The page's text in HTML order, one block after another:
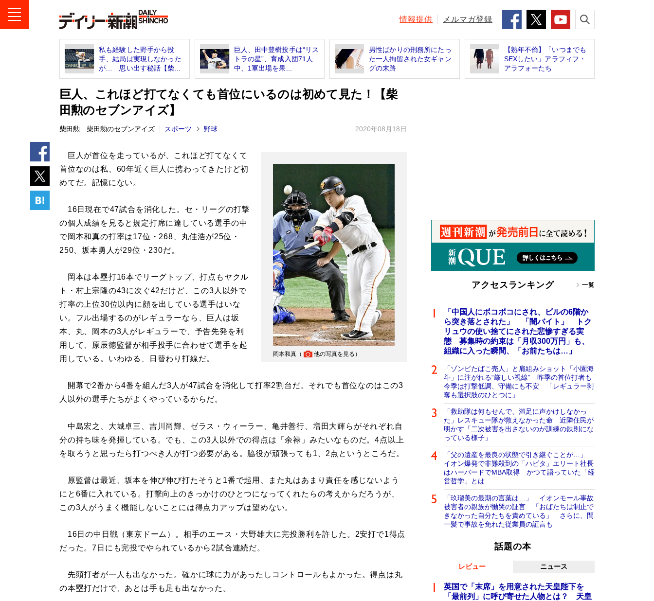
情報提供 メルマガ登録
私も経験した野手から投
手、結局は実現しなかった
が… 思い出す秘話【柴...
巨人、田中豊樹投手は“リス
トラの星”、育成入団71人
中、1軍出場を果...
男性ばかりの刑務所にたっ
た一人拘留された女ギャン
グの末路
【熟年不倫】「いつまでも
SEXしたい」アラフィフ・
アラフォーたち
巨人、これほど打てなくても首位にいるのは初めて見た！【柴
田勲のセブンアイズ】
柴田勲 柴田勲のセブンアイズ スポーツ 野球 2020年08月18日
岡本和真（ 他の写真を見る ）
巨人が首位を走っているが、これほど打てなくて
首位なのは私、60年近く巨人に携わってきたけど初
めてだ。記憶にない。
16日現在で47試合を消化した。セ・リーグの打撃
の個人成績を見ると規定打席に達している選手の中
で岡本和真の打率は17位・268、丸佳浩が25位・
250、坂本勇人が29位・230だ。
岡本は本塁打16本でリーグトップ、打点もヤクル
ト・村上宗隆の43に次ぐ42だけど、この3人以外で
打率の上位30位以内に顔を出している選手はいな
い。フル出場するのがレギュラーなら、巨人は坂
本、丸、岡本の3人がレギュラーで、予告先発を利
用して、原辰徳監督が相手投手に合わせて選手を起
用している。いわゆる、日替わり打線だ。
開幕で2番から4番を組んだ3人が47試合を消化して打率2割台だ。それでも首位なのはこの3
人以外の選手たちがよくやっているからだ。
中島宏之、大城卓三、吉川尚輝、ゼラス・ウィーラー、亀井善行、増田大輝らがそれぞれ自
分の持ち味を発揮している。でも、この3人以外での得点は「余禄」みたいなものだ。4点以上
を取ろうと思ったら打つべき人が打つ必要がある。脇役が頑張っても1、2点というところだ。
原監督は最近、坂本を伸び伸び打たそうと1番で起用、また丸はあまり責任を感じないよう
にと6番に入れている。打撃向上のきっかけのひとつになってくれたらの考えからだろうが、
この3人がうまく機能しないことには得点力アップは望めない。
16日の中日戦（東京ドーム）。相手のエース・大野雄大に完投勝利を許した。2安打で1得点
だった。7日にも完投でやられているから2試合連続だ。
先頭打者が一人も出なかった。確かに球に力があったしコントロールもよかった。得点は丸
の本塁打だけで、あとは手も足も出なかった。
アクセスランキング 一覧
「中国人にボコボコにされ、ビルの6階か
ら突き落とされた」 「闇バイト」 トク
リュウの使い捨てにされた悲惨すぎる実
態 募集時の約束は「月収300万円」も、
組織に入った瞬間、「お前たちは…」
「ゾンビたばこ売人」と肩組みショット「小園海
斗」に注がれる“厳しい視線” 昨季の首位打者も
今季は打撃低調、守備にも不安 「レギュラー剥
奪も選択肢のひとつに」
「救助隊は何もせんで、満足に声かけしなかっ
た」レスキュー隊が救えなかった命 近隣住民が
明かす「二次被害を出さないのが訓練の鉄則にな
っている様子」
「父の遺産を最良の状態で引き継ぐことが…」
イオン爆発で非難殺到の「ハビタ」エリート社長
はハーバードでMBA取得 かつて語っていた「経
営哲学」とは
「玖瑠美の最期の言葉は…」 イオンモール事故
被害者の親族が慟哭の証言 「おばたちは制止で
きなかった自分たちを責めている」 さらに、間
一髪で事故を免れた従業員の証言も
話題の本
レビュー ニュース
英国で「末席」を用意された天皇陛下を
「最前列」に呼び寄せた人物とは？ 天皇